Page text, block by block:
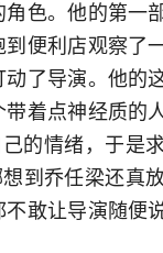
色。他的第一
便利店观察了
了导演。他的
带着点神经质
的情绪，于是
到乔任梁还真
敢让导演随便